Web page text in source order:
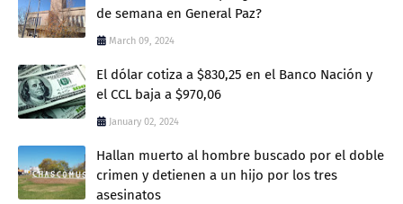
de semana en General Paz?
March 09, 2024
El dólar cotiza a $830,25 en el Banco Nación y
el CCL baja a $970,06
January 02, 2024
Hallan muerto al hombre buscado por el doble
crimen y detienen a un hijo por los tres
asesinatos